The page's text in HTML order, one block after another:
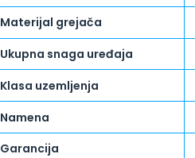
Materijal grejača
Ukupna snaga uređaja
Klasa uzemljenja
Namena
Garancija